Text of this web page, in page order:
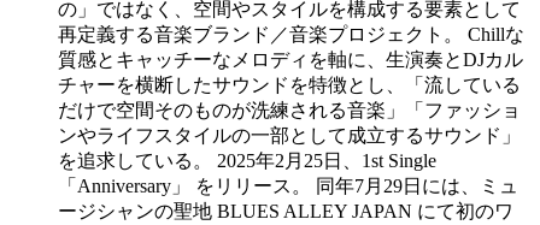
の」ではなく、空間やスタイルを構成する要素として
再定義する音楽ブランド／音楽プロジェクト。 Chillな
質感とキャッチーなメロディを軸に、生演奏とDJカル
チャーを横断したサウンドを特徴とし、「流している
だけで空間そのものが洗練される音楽」「ファッショ
ンやライフスタイルの一部として成立するサウンド」
を追求している。 2025年2月25日、1st Single
「Anniversary」 をリリース。 同年7月29日には、ミュ
ージシャンの聖地 BLUES ALLEY JAPAN にて初のワ